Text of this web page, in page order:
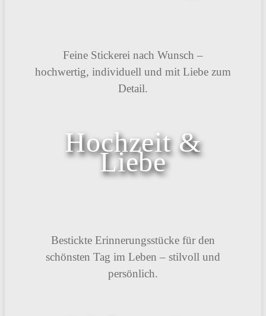
Feine Stickerei nach Wunsch –
hochwertig, individuell und mit Liebe zum
Detail.
Hochzeit &
Liebe
Bestickte Erinnerungsstücke für den
schönsten Tag im Leben – stilvoll und
persönlich.